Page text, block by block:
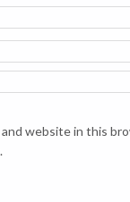
and website in this